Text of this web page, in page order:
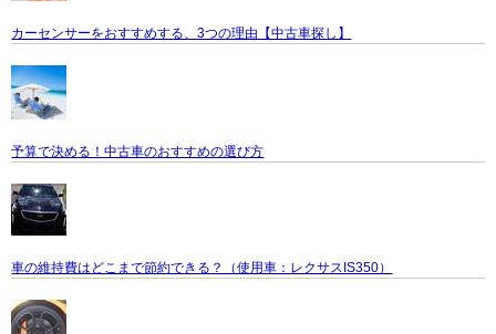
カーセンサーをおすすめする、3つの理由【中古車探し】
予算で決める！中古車のおすすめの選び方
車の維持費はどこまで節約できる？（使用車：レクサスIS350）